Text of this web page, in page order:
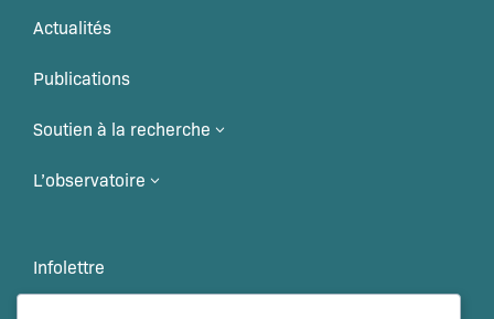
Actualités
Publications
Soutien à la recherche 3
L’observatoire 3
Infolettre